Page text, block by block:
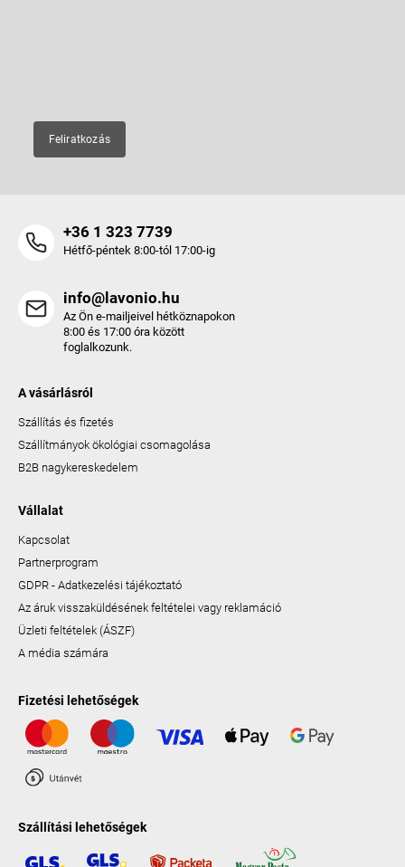
Feliratkozás
+36 1 323 7739
Hétfő-péntek 8:00-tól 17:00-ig
info@lavonio.hu
Az Ön e-mailjeivel hétköznapokon
8:00 és 17:00 óra között
foglalkozunk.
A vásárlásról
Szállítás és fizetés
Szállítmányok ökológiai csomagolása
B2B nagykereskedelem
Vállalat
Kapcsolat
Partnerprogram
GDPR - Adatkezelési tájékoztató
Az áruk visszaküldésének feltételei vagy reklamáció
Üzleti feltételek (ÁSZF)
A média számára
Fizetési lehetőségek
Szállítási lehetőségek